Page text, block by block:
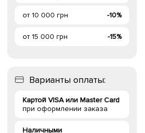
от 10 000 грн -10%
от 15 000 грн -15%
Варианты оплаты:
Картой VISA или Master Card
при оформлении заказа
Наличными